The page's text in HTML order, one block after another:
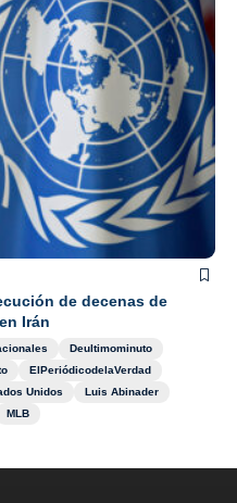
de decenas de
Irán
Deultimominuto
ElPeriódicodelaVerdad
Unidos
Luis Abinader
MLB